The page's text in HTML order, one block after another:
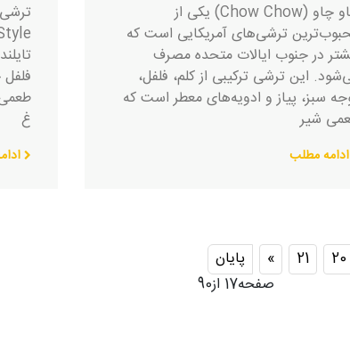
غ
چاو چاو (Chow Chow) یکی از
ترشی‌های آمریکایی است که
در جنوب ایالات متحده مصرف
این ترشی ترکیبی از کلم، فلفل،
سبز، پیاز و ادویه‌های معطر است که
شیر
مطلب
20
21
»
پایان
صفحه17 از90